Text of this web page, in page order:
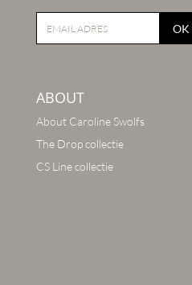
OK
ABOUT
About Caroline Swolfs
The Drop collectie
CS Line collectie